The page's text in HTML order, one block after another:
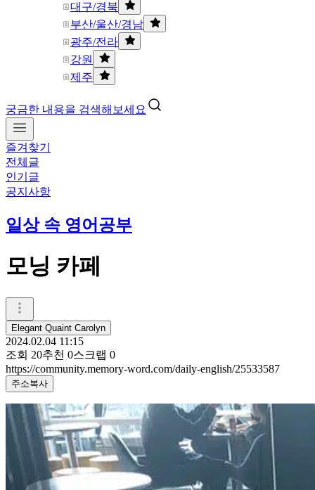
대구/경북
부산/울산/경남
광주/전라
강원
제주
궁금한 내용을 검색해보세요
즐겨찾기
전체글
인기글
공지사항
일상 속 영어공부
모닝 카페
Elegant Quaint Carolyn
2024.02.04 11:15
조회 20추천 0스크랩 0
https://community.memory-word.com/daily-english/25533587
주소복사